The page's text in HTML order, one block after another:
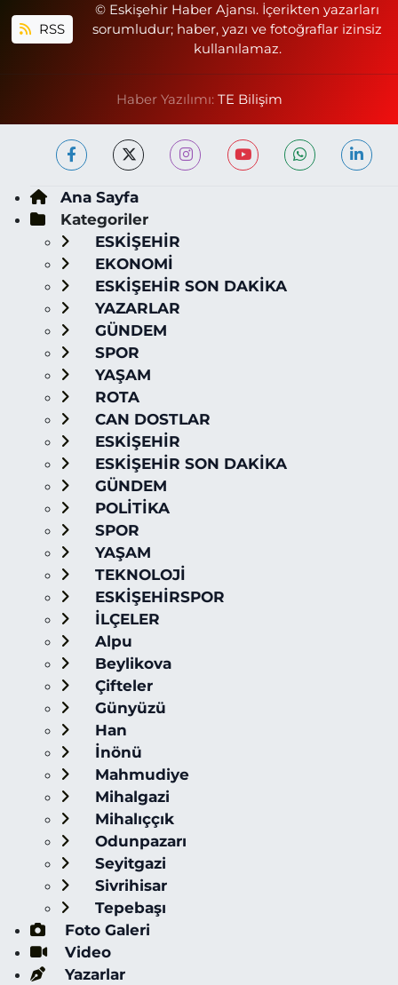
RSS
© Eskişehir Haber Ajansı. İçerikten yazarları
sorumludur; haber, yazı ve fotoğraflar izinsiz
kullanılamaz.
Haber Yazılımı: TE Bilişim
Ana Sayfa
Kategoriler
ESKİŞEHİR
EKONOMİ
ESKİŞEHİR SON DAKİKA
YAZARLAR
GÜNDEM
SPOR
YAŞAM
ROTA
CAN DOSTLAR
ESKİŞEHİR
ESKİŞEHİR SON DAKİKA
GÜNDEM
POLİTİKA
SPOR
YAŞAM
TEKNOLOJİ
ESKİŞEHİRSPOR
İLÇELER
Alpu
Beylikova
Çifteler
Günyüzü
Han
İnönü
Mahmudiye
Mihalgazi
Mihalıççık
Odunpazarı
Seyitgazi
Sivrihisar
Tepebaşı
Foto Galeri
Video
Yazarlar